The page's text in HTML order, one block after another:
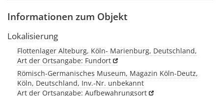
Informationen zum Objekt
Lokalisierung
Flottenlager Alteburg, Köln- Marienburg, Deutschland,
Art der Ortsangabe: Fundort
Römisch-Germanisches Museum, Magazin Köln-Deutz,
Köln, Deutschland, Inv.-Nr. unbekannt
Art der Ortsangabe: Aufbewahrungsort